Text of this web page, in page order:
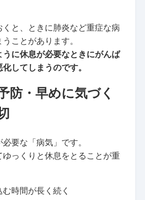
くと、ときに肺炎など重症な病
ことがあります。
うに休息が必要なときにがんば
してしまうのです。
・早めに気づく
要な「病気」です。
っくりと休息をとることが重
む時間が長く続く